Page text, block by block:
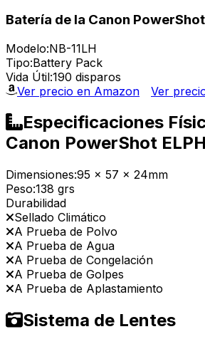
Batería de la Canon PowerShot
Modelo:NB-11LH
Tipo:Battery Pack
Vida Útil:190 disparos
Ver precio en Amazon
Ver
Especificaciones
Canon PowerShot
Dimensiones:95 x 57 x 24mm
Peso:138 grs
Durabilidad
Sellado Climático
A Prueba de Polvo
A Prueba de Agua
A Prueba de Congelación
A Prueba de Golpes
A Prueba de Aplastamiento
Sistema de Lentes